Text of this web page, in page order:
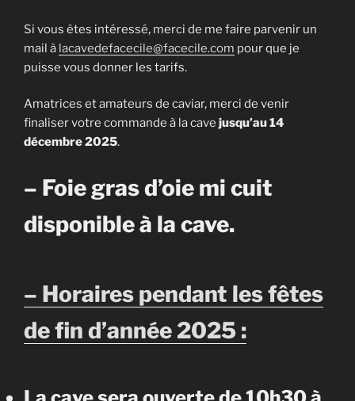
Si vous êtes intéressé, merci de me faire parvenir un
mail à lacavedefacecile@facecile.com pour que je
puisse vous donner les tarifs.
Amatrices et amateurs de caviar, merci de venir
finaliser votre commande à la cave jusqu’au 14
décembre 2025.
– Foie gras d’oie mi cuit
disponible à la cave.
– Horaires pendant les fêtes
de fin d’année 2025 :